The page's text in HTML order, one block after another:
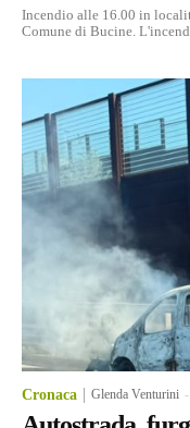
Incendio alle 16.00 in
Comune di Bucine.
Cronaca Glenda Venturini -